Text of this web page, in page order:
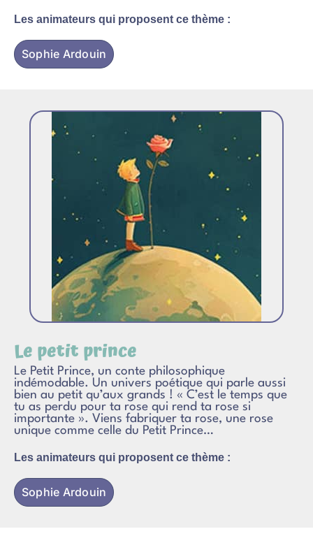
Les animateurs qui proposent ce thème :
Sophie Ardouin
Le petit prince
Le Petit Prince, un conte philosophique
indémodable. Un univers poétique qui parle aussi
bien au petit qu’aux grands ! « C’est le temps que
tu as perdu pour ta rose qui rend ta rose si
importante ». Viens fabriquer ta rose, une rose
unique comme celle du Petit Prince…
Les animateurs qui proposent ce thème :
Sophie Ardouin